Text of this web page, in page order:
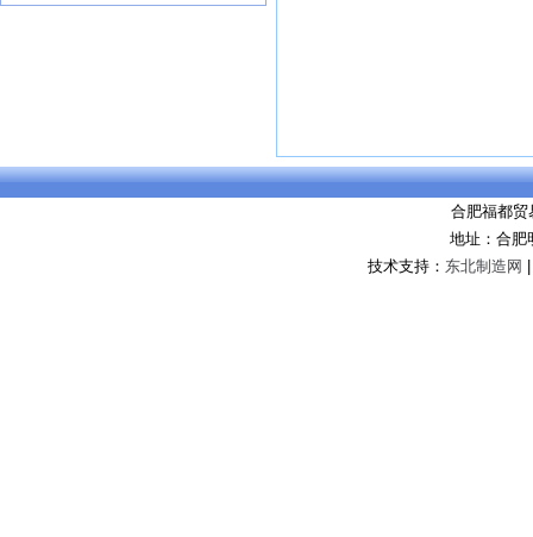
合肥福都贸
地址：合肥
技术支持： 东北制造网